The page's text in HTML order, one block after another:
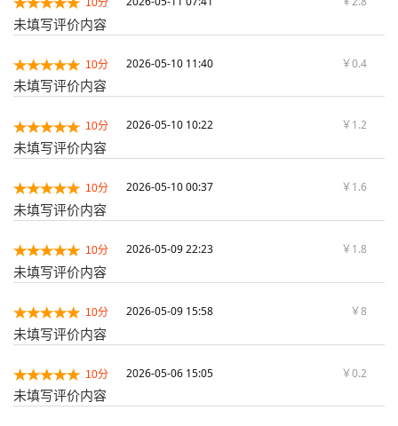
未填写评价内容
10分 2026-05-10 11:40 ￥0.4
未填写评价内容
10分 2026-05-10 10:22 ￥1.2
未填写评价内容
10分 2026-05-10 00:37 ￥1.6
未填写评价内容
10分 2026-05-09 22:23 ￥1.8
未填写评价内容
10分 2026-05-09 15:58 ￥8
未填写评价内容
10分 2026-05-06 15:05 ￥0.2
未填写评价内容